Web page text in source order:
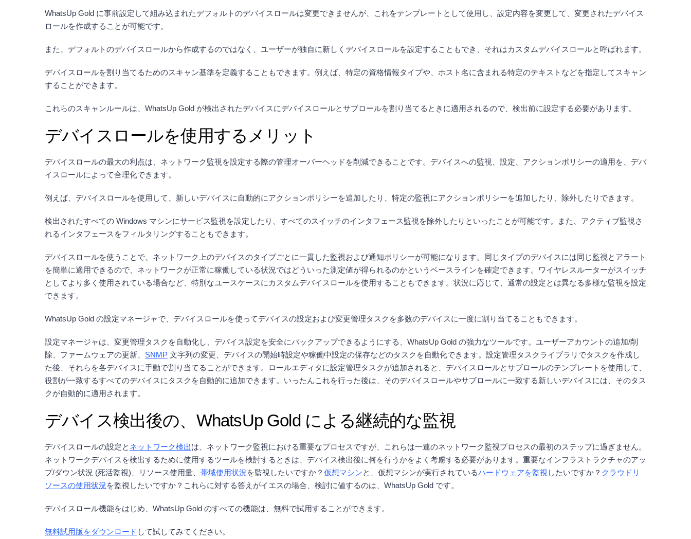
WhatsUp Gold に事前設定して組み込まれたデフォルトのデバイスロールは変更できませんが、これをテンプレートとして使用し、設定内容を変更して、変更されたデバイス
ロールを作成することが可能です。
また、デフォルトのデバイスロールから作成するのではなく、ユーザーが独自に新しくデバイスロールを設定することもでき、それはカスタムデバイスロールと呼ばれます。
デバイスロールを割り当てるためのスキャン基準を定義することもできます。例えば、特定の資格情報タイプや、ホスト名に含まれる特定のテキストなどを指定してスキャン
することができます。
これらのスキャンルールは、WhatsUp Gold が検出されたデバイスにデバイスロールとサブロールを割り当てるときに適用されるので、検出前に設定する必要があります。
デバイスロールを使用するメリット
デバイスロールの最大の利点は、ネットワーク監視を設定する際の管理オーバーヘッドを削減できることです。デバイスへの監視、設定、アクションポリシーの適用を、デバ
イスロールによって合理化できます。
例えば、デバイスロールを使用して、新しいデバイスに自動的にアクションポリシーを追加したり、特定の監視にアクションポリシーを追加したり、除外したりできます。
検出されたすべての Windows マシンにサービス監視を設定したり、すべてのスイッチのインタフェース監視を除外したりといったことが可能です。また、アクティブ監視さ
れるインタフェースをフィルタリングすることもできます。
デバイスロールを使うことで、ネットワーク上のデバイスのタイプごとに一貫した監視および通知ポリシーが可能になります。同じタイプのデバイスには同じ監視とアラート
を簡単に適用できるので、ネットワークが正常に稼働している状況ではどういった測定値が得られるのかというベースラインを確定できます。ワイヤレスルーターがスイッチ
としてより多く使用されている場合など、特別なユースケースにカスタムデバイスロールを使用することもできます。状況に応じて、通常の設定とは異なる多様な監視を設定
できます。
WhatsUp Gold の設定マネージャで、デバイスロールを使ってデバイスの設定および変更管理タスクを多数のデバイスに一度に割り当てることもできます。
設定マネージャは、変更管理タスクを自動化し、デバイス設定を安全にバックアップできるようにする、WhatsUp Gold の強力なツールです。ユーザーアカウントの追加/削
除、ファームウェアの更新、 SNMP 文字列の変更、デバイスの開始時設定や稼働中設定の保存などのタスクを自動化できます。設定管理タスクライブラリでタスクを作成し
た後、それらを各デバイスに手動で割り当てることができます。ロールエディタに設定管理タスクが追加されると、デバイスロールとサブロールのテンプレートを使用して、
役割が一致するすべてのデバイスにタスクを自動的に追加できます。いったんこれを行った後は、そのデバイスロールやサブロールに一致する新しいデバイスには、そのタス
クが自動的に適用されます。
デバイス検出後の、WhatsUp Gold による継続的な監視
デバイスロールの設定と ネットワーク検出は、ネットワーク監視における重要なプロセスですが、これらは一連のネットワーク監視プロセスの最初のステップに過ぎません。
ネットワークデバイスを検出するために使用するツールを検討するときは、デバイス検出後に何を行うかをよく考慮する必要があります。重要なインフラストラクチャのアッ
プ/ダウン状況 (死活監視)、リソース使用量、 帯域使用状況 を監視したいですか？ 仮想マシンと、仮想マシンが実行されているハードウェアを監視 したいですか？ クラウドリ
ソースの使用状況 を監視したいですか？これらに対する答えがイエスの場合、検討に値するのは、WhatsUp Gold です。
デバイスロール機能をはじめ、WhatsUp Gold のすべての機能は、無料で試用することができます。
無料試用版をダウンロード して試してみてください。